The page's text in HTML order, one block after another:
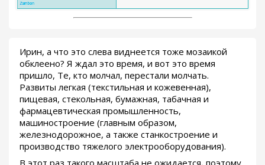
Ирин, а что это слева виднеется тоже мозаикой
обклеено? Я ждал это время, и вот это время
пришло, Те, кто молчал, перестали молчать.
Развиты легкая (текстильная и кожевенная),
пищевая, стекольная, бумажная, табачная и
фармацевтическая промышленность,
машиностроение (главным образом,
железнодорожное, а также станкостроение и
производство тяжелого электрооборудования).
В этот раз такого масштаба не ожидается, поэтому